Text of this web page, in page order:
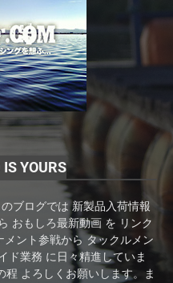
YOURS
ブログでは 新製品入荷情報
おもしろ最新動画 を リンク
ント参戦から タックルメン
ド業務 に日々精進していま
よろしくお願いします。ま